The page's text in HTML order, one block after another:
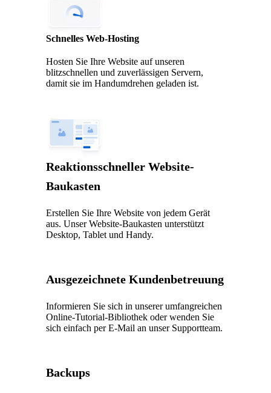
Schnelles Web-Hosting
Hosten Sie Ihre Website auf unseren
blitzschnellen und zuverlässigen Servern,
damit sie im Handumdrehen geladen ist.
Reaktionsschneller Website-
Baukasten
Erstellen Sie Ihre Website von jedem Gerät
aus. Unser Website-Baukasten unterstützt
Desktop, Tablet und Handy.
Ausgezeichnete Kundenbetreuung
Informieren Sie sich in unserer umfangreichen
Online-Tutorial-Bibliothek oder wenden Sie
sich einfach per E-Mail an unser Supportteam.
Backups